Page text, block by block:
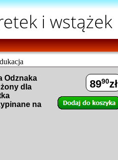
i wstążek
Odznaka
dla
na
8990zł